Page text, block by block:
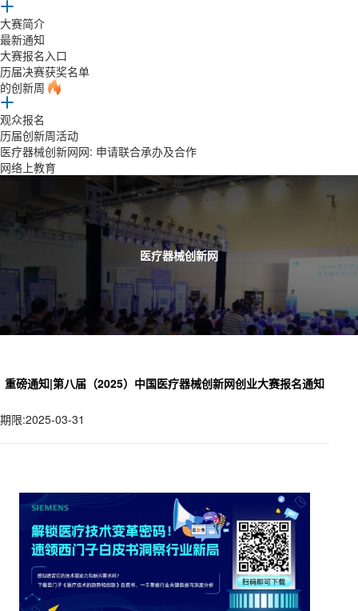
大赛简介
最新通知
大赛报名入口
历届决赛获奖名单
的创新周
观众报名
历届创新周活动
医疗器械创新网网: 申请联合承办及合作
网络上教育
医疗器械创新网
重磅通知|第八届（2025）中国医疗器械创新网创业大赛报名通知
期限:2025-03-31